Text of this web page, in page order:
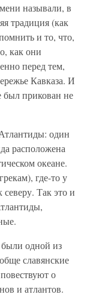
называли, в
традиция (как
и то, что,
как они
перед тем,
Кавказа. И
был прикован не
один
расположена
океане.
где-то у
Так это и
были одной из
славянские
о
и атлантов.